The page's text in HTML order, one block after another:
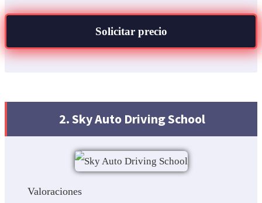
Solicitar precio
2. Sky Auto Driving School
Valoraciones